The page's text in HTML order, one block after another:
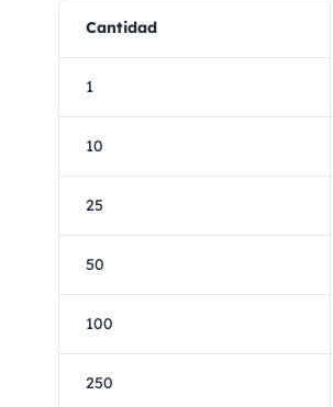
Cantidad
1
10
25
50
100
250